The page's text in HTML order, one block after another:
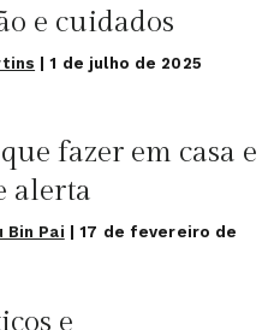
e cuidados
|1 de julho de 2025
fazer em casa e
alerta
Bin Pai |17 de fevereiro de
e